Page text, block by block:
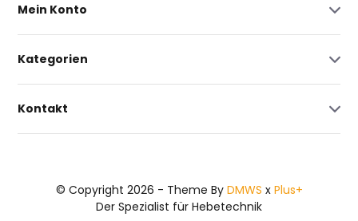
Mein Konto
Kategorien
Kontakt
© Copyright 2026 - Theme By DMWS x Plus+
Der Spezialist für Hebetechnik